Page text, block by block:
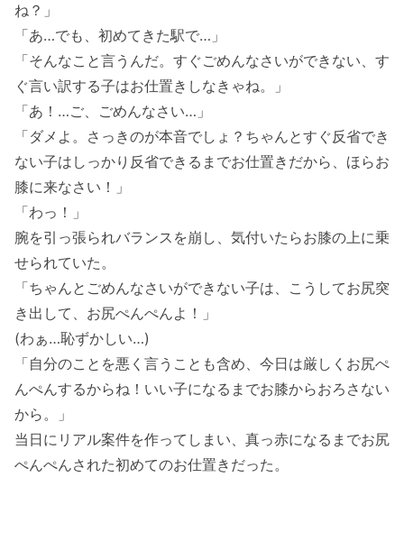
ね？」
「あ…でも、初めてきた駅で…」
「そんなこと言うんだ。すぐごめんなさいができない、す
ぐ言い訳する子はお仕置きしなきゃね。」
「あ！…ご、ごめんなさい…」
「ダメよ。さっきのが本音でしょ？ちゃんとすぐ反省でき
ない子はしっかり反省できるまでお仕置きだから、ほらお
膝に来なさい！」
「わっ！」
腕を引っ張られバランスを崩し、気付いたらお膝の上に乗
せられていた。
「ちゃんとごめんなさいができない子は、こうしてお尻突
き出して、お尻ぺんぺんよ！」
(わぁ…恥ずかしい…)
「自分のことを悪く言うことも含め、今日は厳しくお尻ぺ
んぺんするからね！いい子になるまでお膝からおろさない
から。」
当日にリアル案件を作ってしまい、真っ赤になるまでお尻
ぺんぺんされた初めてのお仕置きだった。